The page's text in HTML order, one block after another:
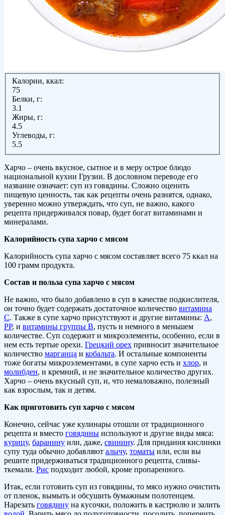
Калории, ккал:
75
Белки, г:
3.1
Жиры, г:
4.5
Углеводы, г:
5.5
Харчо – очень вкусное, сытное и в меру острое блюдо
национальной кухни Грузии. В дословном переводе его
название означает: суп из говядины. Сложно оценить
пищевую ценность, так как рецепты очень разнятся, однако,
уверенно можно утверждать, что суп, не важно, какого
рецепта придерживался повар, будет богат витаминами и
минералами.
Калорийность супа харчо с мясом
Калорийность супа харчо с мясом составляет всего 75 ккал на
100 грамм продукта.
Состав и польза супа харчо с мясом
Не важно, что было добавлено в суп в качестве подкислителя,
он точно будет содержать достаточное количество витамина
C. Также в супе харчо присутствуют и другие витамины: А,
РР, и витамины группы B, пусть и немного в меньшем
количестве. Суп содержит и микроэлементы, особенно, если в
нем есть тертые орехи. Грецкий орех привносит значительное
количество марганца и кобальта. И остальные компоненты
тоже богаты микроэлементами, в супе харчо есть и хлор, и
молибден, и кремний, и не значительное количество других.
Харчо – очень вкусный суп, и, что немаловажно, полезный
как взрослым, так и детям.
Как приготовить суп харчо с мясом
Конечно, сейчас уже кулинары отошли от традиционного
рецепта и вместо говядины используют и другие виды мяса:
курицу, баранину или, даже, свинину. Для придания кислинки
супу туда обычно добавляют алычу, томаты или, если вы
решите придерживаться традиционного рецепта, сливы-
ткемали. Рис подходит любой, кроме пропаренного.
Итак, если готовить суп из говядины, то мясо нужно очистить
от пленок, вымыть и обсушить бумажным полотенцем.
Нарезать говядину на кусочки, положить в кастрюлю и залить